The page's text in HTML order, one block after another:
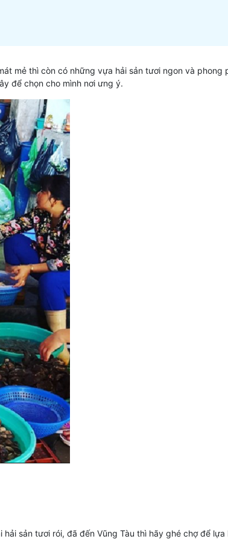
mẻ thì còn có những vựa hải sản tươi ngon và phong
để chọn cho mình nơi ưng ý.
sản tươi rói, đã đến Vũng Tàu thì hãy ghé chợ để lựa